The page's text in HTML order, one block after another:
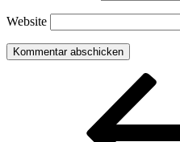
Website
Beitragsnavigation